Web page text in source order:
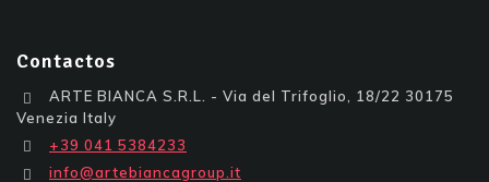
Contactos
ARTE BIANCA S.R.L. - Via del Trifoglio, 18/22 30175
Venezia Italy
+39 041 5384233
info@artebiancagroup.it